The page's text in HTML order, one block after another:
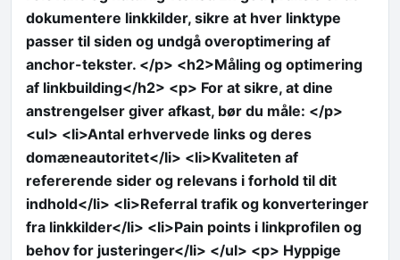
dokumentere linkkilder, sikre at hver linktype
passer til siden og undgå overoptimering af
anchor-tekster. </p> <h2>Måling og optimering
af linkbuilding</h2> <p> For at sikre, at dine
anstrengelser giver afkast, bør du måle: </p>
<ul> <li>Antal erhvervede links og deres
domæneautoritet</li> <li>Kvaliteten af
refererende sider og relevans i forhold til dit
indhold</li> <li>Referral trafik og konverteringer
fra linkkilder</li> <li>Pain points i linkprofilen og
behov for justeringer</li> </ul> <p> Hyppige